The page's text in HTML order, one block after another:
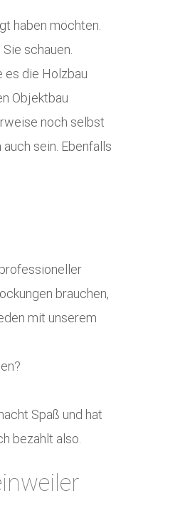
haben möchten.
schauen.
es die Holzbau
Objektbau
noch selbst
sein. Ebenfalls
brauchen,
mit unserem
Spaß und hat
bezahlt also.